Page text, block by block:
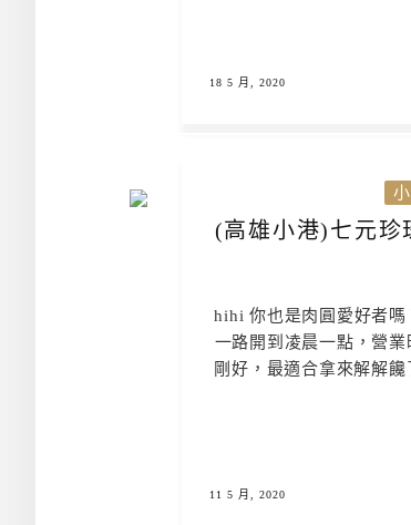
18 5 月, 2020
(高雄小港)七元珍
hihi 你也是肉圓愛好者嗎
一路開到凌晨一點，營
剛好，最適合拿來解解
11 5 月, 2020